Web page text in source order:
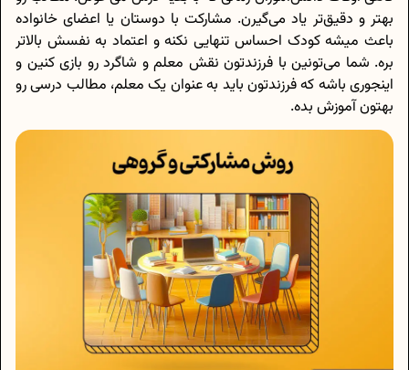
بهتر و دقیق‌تر یاد می‌گیرن. مشارکت با دوستان یا اعضای خانواده
باعث میشه کودک احساس تنهایی نکنه و اعتماد به نفسش بالاتر
بره. شما می‌تونین با فرزندتون نقش معلم و شاگرد رو بازی کنین و
اینجوری باشه که فرزندتون باید به عنوان یک معلم، مطالب درسی رو
بهتون آموزش بده.